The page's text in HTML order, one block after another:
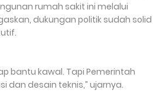
rumah sakit ini melalui
dukungan politik sudah solid
bantu kawal. Tapi Pemerintah
dan desain teknis,” ujarnya.